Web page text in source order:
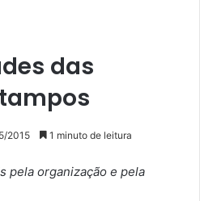
das
2015 1 minuto de leitura
pela organização e pela